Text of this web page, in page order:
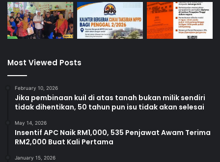
Most Viewed Posts
February 10, 2026
Jika pembinaan kuil di atas tanah bukan milik sendiri
tidak dihentikan, 50 tahun pun isu tidak akan selesai
May 14, 2026
Insentif APC Naik RM1,000, 535 Penjawat Awam Terima
RM2,000 Buat Kali Pertama
January 15, 2026